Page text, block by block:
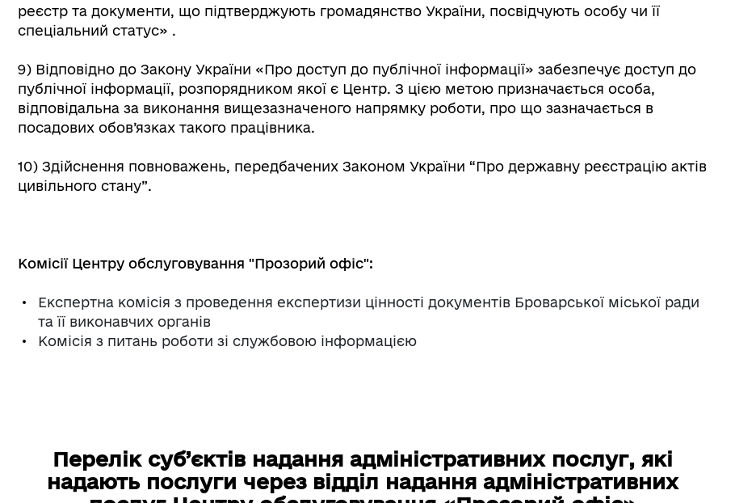
реєстр та документи, що підтверджують громадянство України, посвідчують особу чи її
спеціальний статус» .
9) Відповідно до Закону України «Про доступ до публічної інформації» забезпечує доступ до
публічної інформації, розпорядником якої є Центр. З цією метою призначається особа,
відповідальна за виконання вищезазначеного напрямку роботи, про що зазначається в
посадових обов’язках такого працівника.
10) Здійснення повноважень, передбачених Законом України “Про державну реєстрацію актів
цивільного стану”.
Комісії Центру обслуговування "Прозорий офіс":
Експертна комісія з проведення експертизи цінності документів Броварської міської ради
та її виконавчих органів
Комісія з питань роботи зі службовою інформацією
Перелік суб’єктів надання адміністративних послуг, які
надають послуги через відділ надання адміністративних